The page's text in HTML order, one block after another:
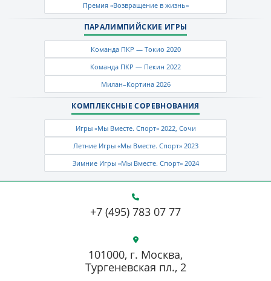
Премия «Возвращение в жизнь»
ПАРАЛИМПИЙСКИЕ ИГРЫ
Команда ПКР — Токио 2020
Команда ПКР — Пекин 2022
Милан–Кортина 2026
КОМПЛЕКСНЫЕ СОРЕВНОВАНИЯ
Игры «Мы Вместе. Спорт» 2022, Сочи
Летние Игры «Мы Вместе. Спорт» 2023
Зимние Игры «Мы Вместе. Спорт» 2024
+7 (495) 783 07 77
101000, г. Москва,
Тургеневская пл., 2